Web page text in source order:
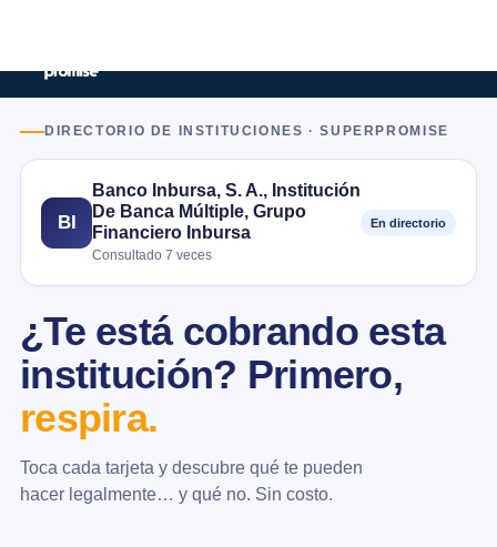
DIRECTORIO DE INSTITUCIONES · SUPERPROMISE
BI
Banco Inbursa, S. A., Institución
De Banca Múltiple, Grupo
Financiero Inbursa
Consultado 7 veces
En directorio
¿Te está cobrando esta
institución? Primero,
respira.
Toca cada tarjeta y descubre qué te pueden
hacer legalmente… y qué no. Sin costo.